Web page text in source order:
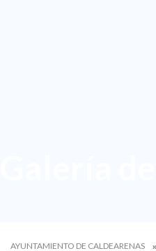
AYUNTAMIENTO DE CALDEARENAS